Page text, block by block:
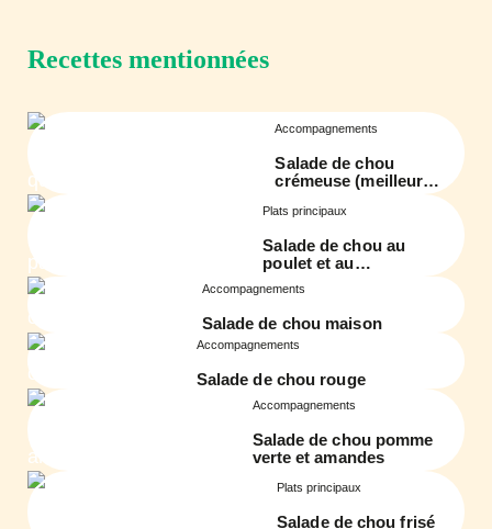
Recettes mentionnées
Accompagnements
Salade de chou
crémeuse (meilleure
Plats principaux
Salade de chou au
poulet et au
Accompagnements
Salade de chou maison
Accompagnements
Salade de chou rouge
Accompagnements
Salade de chou pomme
verte et amandes
Plats principaux
Salade de chou frisé